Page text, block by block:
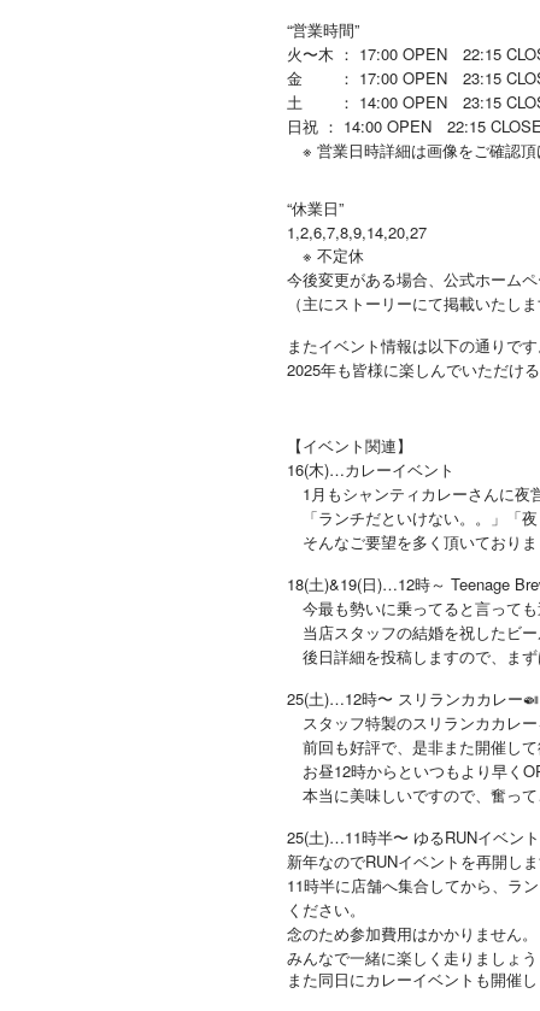
“営業時間”
火〜木 ： 17:00 OPEN 22:15
金 ： 17:00 OPEN 23:15
土 ： 14:00 OPEN 23:15
日祝 ： 14:00 OPEN 22:15
※ 営業日時詳細は画像をご確認
“休業日”
1,2,6,7,8,9,14,20,27
※ 不定休
今後変更がある場合、公式ホーム
（主にストーリーにて掲載いたし
またイベント情報は以下の通りで
2025年も皆様に楽しんでいただけ
【イベント関連】
16(木)…カレーイベント
1月もシャンティカレーさんに夜
「ランチだといけない。。」「
そんなご要望を多く頂いており
18(土)&19(日)…12時～ Teenage
今最も勢いに乗ってると言って
当店スタッフの結婚を祝したビ
後日詳細を投稿しますので、ま
25(土)…12時〜 スリランカカレー
スタッフ特製のスリランカカレ
前回も好評で、是非また開催し
お昼12時からといつもより早く
本当に美味しいですので、奮っ
25(土)…11時半〜 ゆるRUNイベント
新年なのでRUNイベントを再開し
11時半に店舗へ集合してから、ラ
ください。
念のため参加費用はかかりません。
みんなで一緒に楽しく走りましょ
また同日にカレーイベントも開催